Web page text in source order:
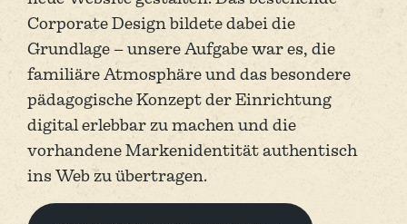
Corporate Design bildete dabei die
Grundlage – unsere Aufgabe war es, die
familiäre Atmosphäre und das besondere
pädagogische Konzept der Einrichtung
digital erlebbar zu machen und die
vorhandene Markenidentität authentisch
ins Web zu übertragen.